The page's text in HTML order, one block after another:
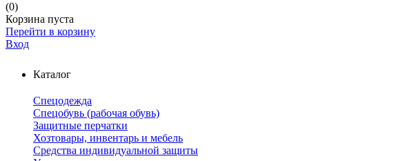
(0)
Корзина пуста
Перейти в корзину
Вход
Каталог
Спецодежда
Спецобувь (рабочая обувь)
Защитные перчатки
Хозтовары, инвентарь и мебель
Средства индивидуальной защиты